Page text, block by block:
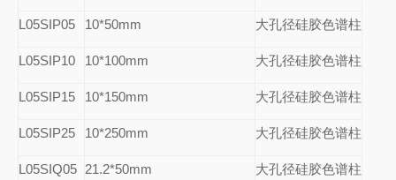
L05SIP05 10*50mm 大孔径硅胶色谱柱
L05SIP10 10*100mm 大孔径硅胶色谱柱
L05SIP15 10*150mm 大孔径硅胶色谱柱
L05SIP25 10*250mm 大孔径硅胶色谱柱
L05SIQ05 21.2*50mm 大孔径硅胶色谱柱